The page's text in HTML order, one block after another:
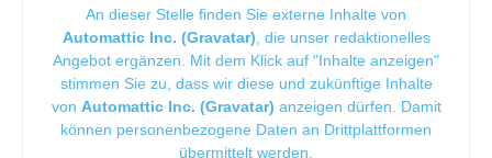
An dieser Stelle finden Sie externe Inhalte von
Automattic Inc. (Gravatar), die unser redaktionelles
Angebot ergänzen. Mit dem Klick auf "Inhalte anzeigen"
stimmen Sie zu, dass wir diese und zukünftige Inhalte
von Automattic Inc. (Gravatar) anzeigen dürfen. Damit
können personenbezogene Daten an Drittplattformen
übermittelt werden.